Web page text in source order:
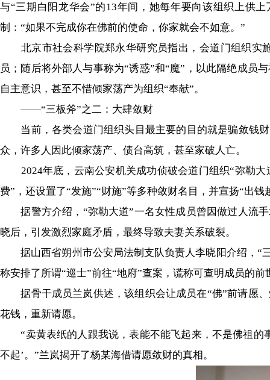
与“三期白阳龙华会”的13年间，她每年要向该组织上供
制：“如果不完成你在佛前的使命，你家就会不如意。”
北京市社会科学院郑永华研究员指出，会道门组织实
员；随后将外部人与事称为“诱惑”和“魔”，以此隔绝成员
自主意识，甚至不惜倾家荡产为组织“奉献”。
——“三板斧”之二：大肆敛财
当前，各类会道门组织头目最主要的目的就是骗敛钱财
众，许多人因此倾家荡产、债台高筑，甚至家破人亡。
2024年底，云南公安机关成功侦破会道门组织“弥勒大
费”，还设置了“发施”“财施”等多种敛财名目，并宣扬“出
据警方介绍，“弥勒大道”一名女性成员曾因做过人流手
晓后，引发激烈家庭矛盾，最终导致夫妻关系破裂。
据山西省朔州市公安局法制支队负责人李晓阳介绍，“三
称安排了所谓“巡士”前往“地府”查案，谎称可查明成员的
据骨干成员兰岚供述，该组织会让成员在“佛”前请愿、
花钱，重新请愿。
“卖黄表纸的人跟我说，表能不能飞起来，不是佛祖的
不起’。”兰岚揭开了杨某海借请愿敛财的真相。